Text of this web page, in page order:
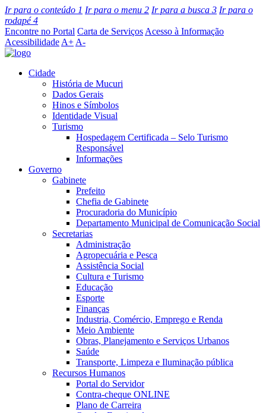
Ir para o conteúdo 1 Ir para o menu 2 Ir para a busca 3 Ir para o
rodapé4
Encontre no Portal Carta de Serviços Acesso à Informação
Acessibilidade A+ A-
Cidade
História de Mucuri
Dados Gerais
Hinos e Símbolos
Identidade Visual
Turismo
Hospedagem Certificada – Selo Turismo
Responsável
Informações
Governo
Gabinete
Prefeito
Chefia de Gabinete
Procuradoria do Município
Departamento Municipal de Comunicação Social
Secretarias
Administração
Agropecuária e Pesca
Assistência Social
Cultura e Turismo
Educação
Esporte
Finanças
Industria, Comércio, Emprego e Renda
Meio Ambiente
Obras, Planejamento e Serviços Urbanos
Saúde
Transporte, Limpeza e Iluminação pública
Recursos Humanos
Portal do Servidor
Contra-cheque ONLINE
Plano de Carreira